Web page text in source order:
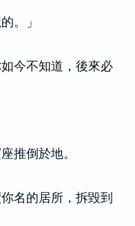
。」
今不知道，後來必
推倒於地。
名的居所，拆毀到